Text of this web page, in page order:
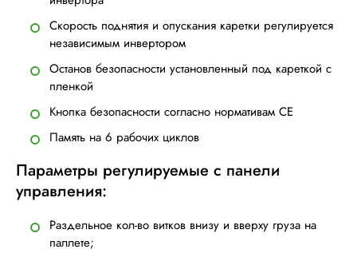
Скорость поднятия и опускания каретки регулируется
независимым инвертором
Останов безопасности установленный под кареткой с
пленкой
Кнопка безопасности согласно нормативам CE
Память на 6 рабочих циклов
Параметры регулируемые с панели
управления:
Раздельное кол-во витков внизу и вверху груза на
паллете;